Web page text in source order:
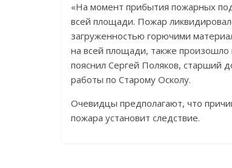
«На момент прибытия пожарных
всей площади. Пожар
загруженностью горючими
на всей площади, также
пояснил Сергей Поляков, старший
работы по Старому Осколу.
Очевидцы предполагают, что
пожара установит следствие.